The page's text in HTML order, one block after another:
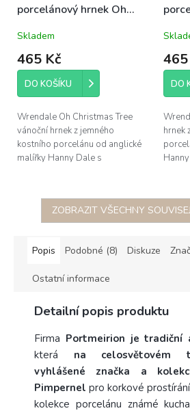
porcelánový hrnek Oh
zvířátky 0,31l
Skladem
465 Kč
DO KOŠÍKU
Wrendale Oh Christmas Tree
vánoční hrnek z jemného
kostního porcelánu od anglické
malířky Hanny Dale s
obsah 0,31l; dárkově...
0,31l
DO
hrnek
ZOBRAZIT VŠECHNY
Popis Podobné (8) Diskuze
Ostatní informace
Detailní popis produktu
Firma Portmeirion je tradiční
která na celosvětovém
vyhlášené značka a
Pimpernel pro korkové
kolekce porcelánu známé